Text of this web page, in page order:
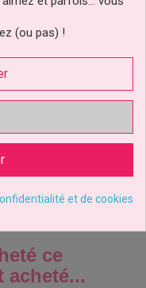
ce
acheté...
(ou pas) !
et de cookies